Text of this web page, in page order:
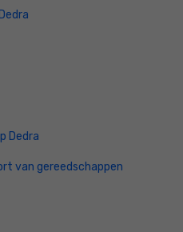
Dedra
van gereedschappen